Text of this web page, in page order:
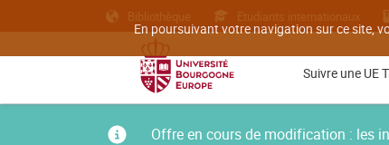
En poursuivant votre navigation sur ce site,
Bibliothèque Etudiants internationaux
Suivre une UE
Offre en cours de modification : les